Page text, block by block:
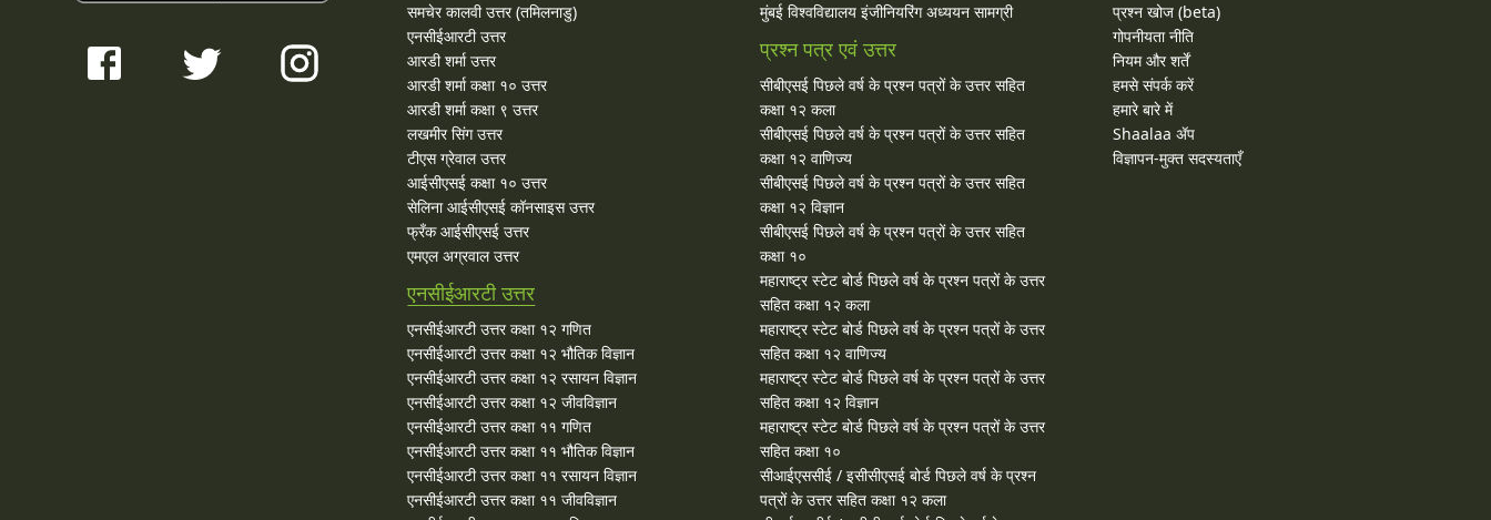
समचेर कालवी उत्तर (तमिलनाडु)
एनसीईआरटी उत्तर
आरडी शर्मा उत्तर
आरडी शर्मा कक्षा १० उत्तर
आरडी शर्मा कक्षा ९ उत्तर
लखमीर सिंग उत्तर
टीएस ग्रेवाल उत्तर
आईसीएसई कक्षा १० उत्तर
सेलिना आईसीएसई कॉनसाइस उत्तर
फ्रँक आईसीएसई उत्तर
एमएल अग्रवाल उत्तर
एनसीईआरटी उत्तर
एनसीईआरटी उत्तर कक्षा १२ गणित
एनसीईआरटी उत्तर कक्षा १२ भौतिक विज्ञान
एनसीईआरटी उत्तर कक्षा १२ रसायन विज्ञान
एनसीईआरटी उत्तर कक्षा १२ जीवविज्ञान
एनसीईआरटी उत्तर कक्षा ११ गणित
एनसीईआरटी उत्तर कक्षा ११ भौतिक विज्ञान
एनसीईआरटी उत्तर कक्षा ११ रसायन विज्ञान
एनसीईआरटी उत्तर कक्षा ११ जीवविज्ञान
मुंबई विश्वविद्यालय इंजीनियरिंग अध्ययन सामग्री
प्रश्न पत्र एवं उत्तर
सीबीएसई पिछले वर्ष के प्रश्न पत्रों के उत्तर सहित
कक्षा १२ कला
सीबीएसई पिछले वर्ष के प्रश्न पत्रों के उत्तर सहित
कक्षा १२ वाणिज्य
सीबीएसई पिछले वर्ष के प्रश्न पत्रों के उत्तर सहित
कक्षा १२ विज्ञान
सीबीएसई पिछले वर्ष के प्रश्न पत्रों के उत्तर सहित
कक्षा १०
महाराष्ट्र स्टेट बोर्ड पिछले वर्ष के प्रश्न पत्रों के उत्तर
सहित कक्षा १२ कला
महाराष्ट्र स्टेट बोर्ड पिछले वर्ष के प्रश्न पत्रों के उत्तर
सहित कक्षा १२ वाणिज्य
महाराष्ट्र स्टेट बोर्ड पिछले वर्ष के प्रश्न पत्रों के उत्तर
सहित कक्षा १२ विज्ञान
महाराष्ट्र स्टेट बोर्ड पिछले वर्ष के प्रश्न पत्रों के उत्तर
सहित कक्षा १०
सीआईएससीई / इसीसीएसई बोर्ड पिछले वर्ष के प्रश्न
पत्रों के उत्तर सहित कक्षा १२ कला
प्रश्न खोज (beta)
गोपनीयता नीति
नियम और शर्तें
हमसे संपर्क करें
हमारे बारे में
Shaalaa ॲप
विज्ञापन-मुक्त सदस्यताएँ